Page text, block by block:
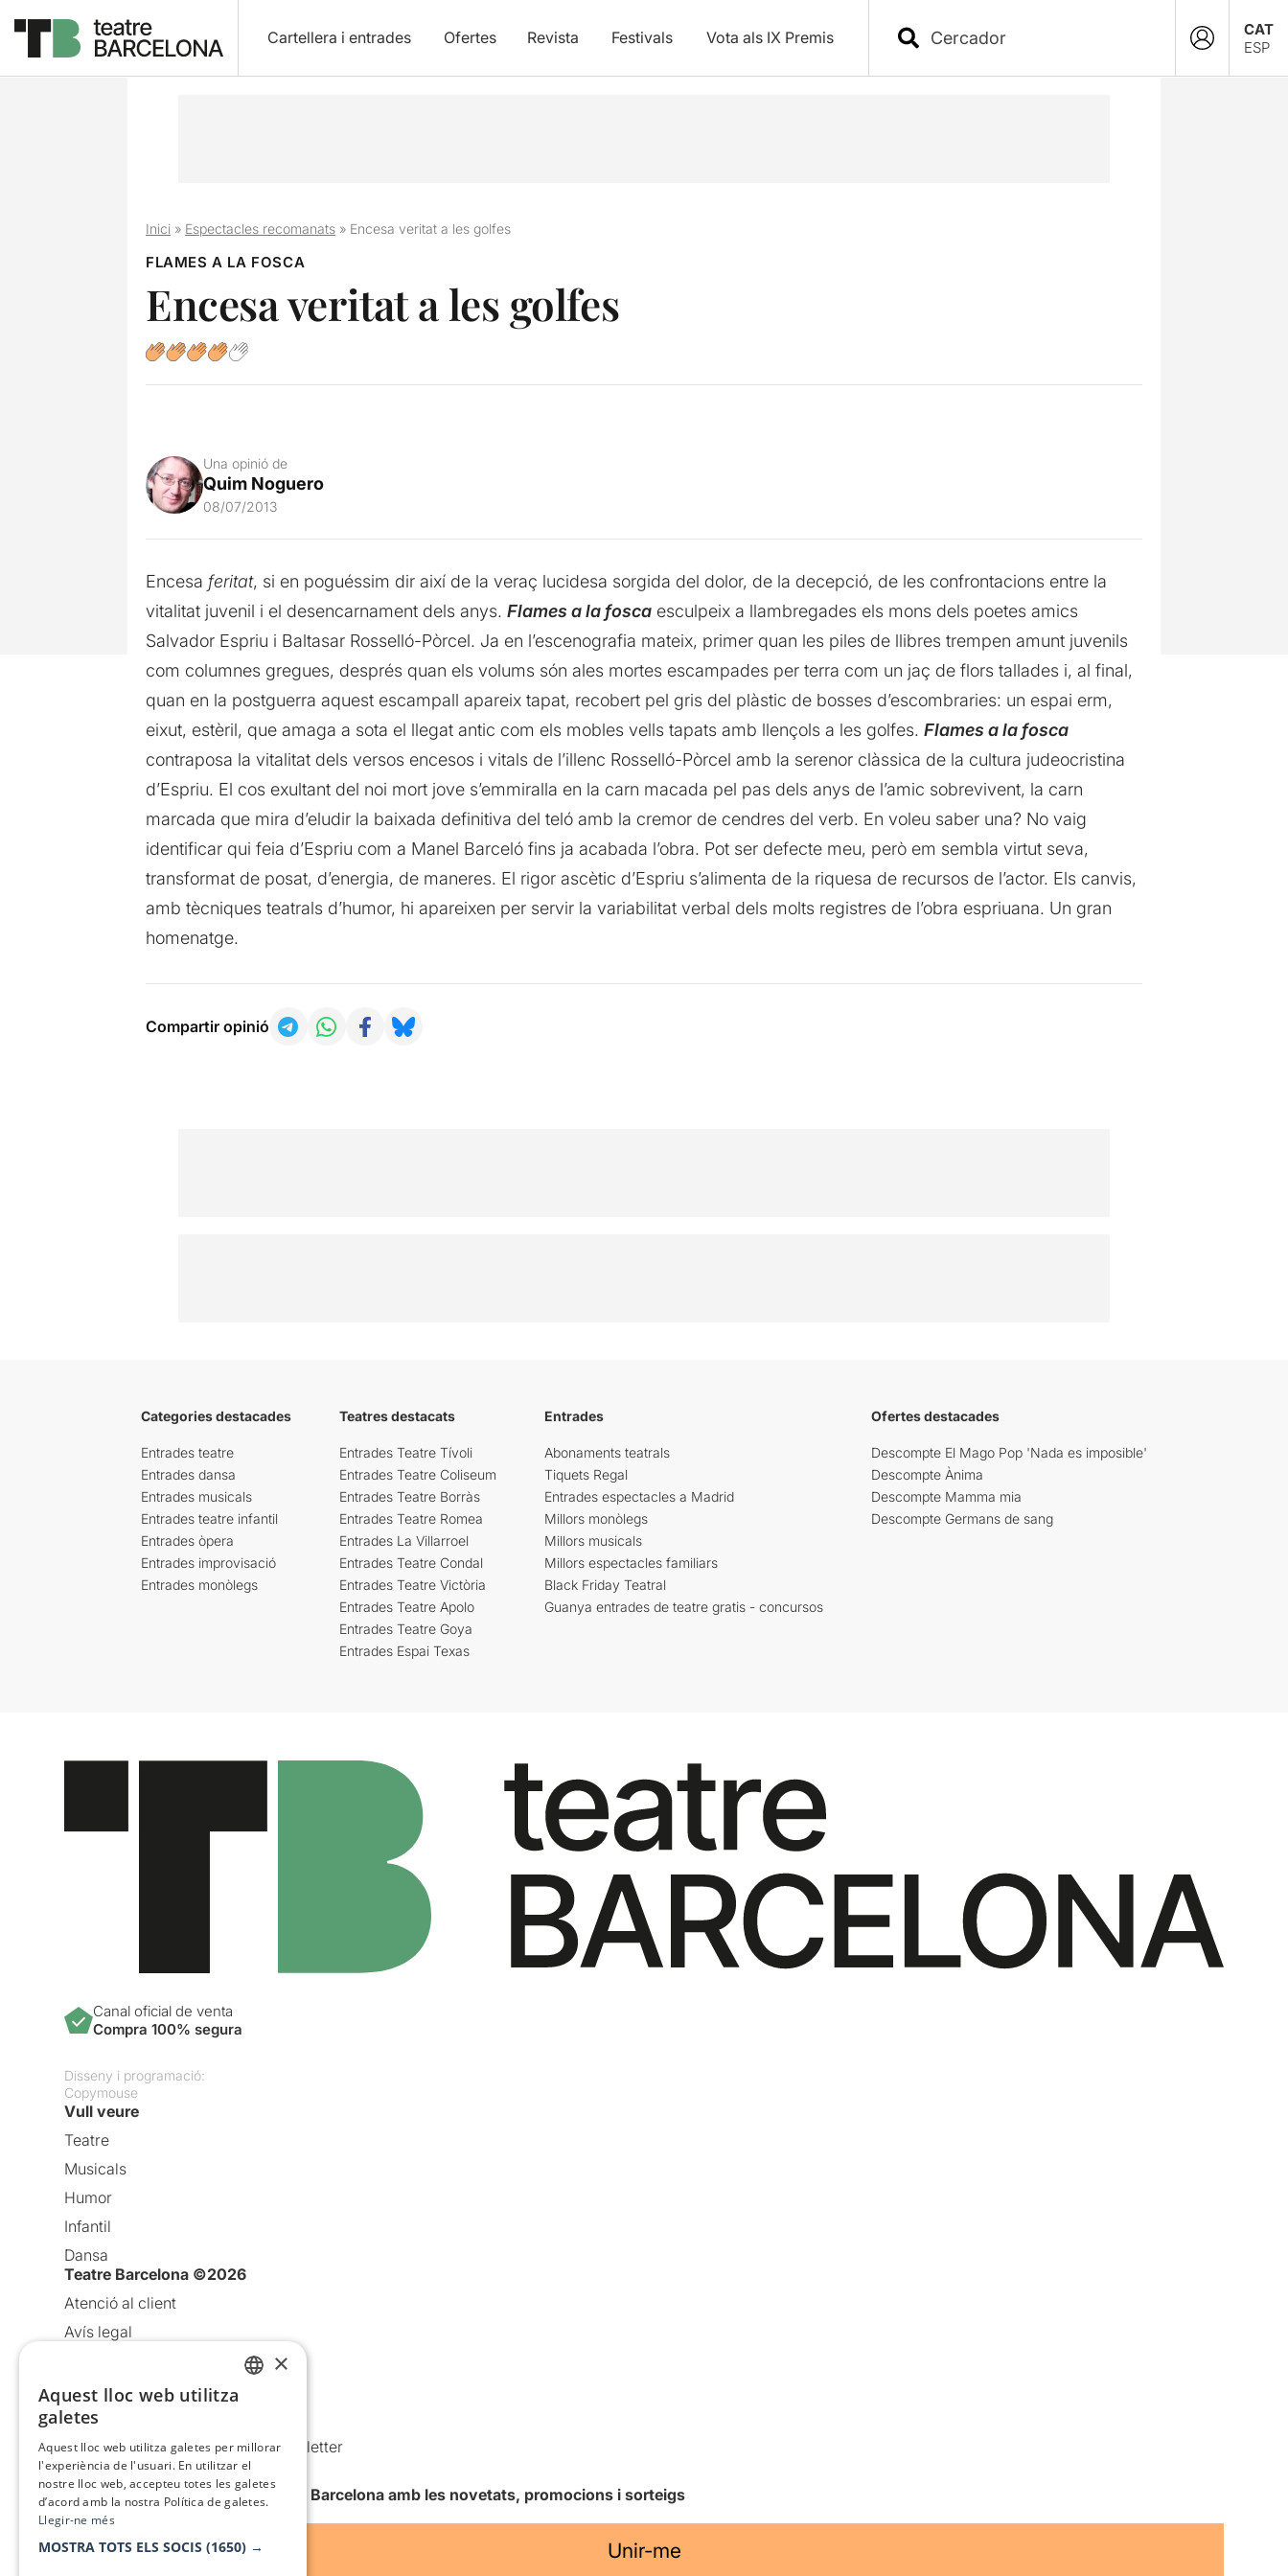
Cartellera i entrades Ofertes Revista Festivals Vota als IX Premis
CAT
ESP
Inici» Espectacles recomanats» Encesa veritat a les golfes
FLAMES A LA FOSCA
Encesa veritat a les golfes
Una opinió de
Quim Noguero
08/07/2013
Encesa feritat, si en poguéssim dir així de la veraç lucidesa sorgida del dolor, de la decepció, de les confrontacions entre la
vitalitat juvenil i el desencarnament dels anys. Flames a la foscaesculpeix a llambregades els mons dels poetes amics
Salvador Espriu i Baltasar Rosselló-Pòrcel. Ja en l’escenografia mateix, primer quan les piles de llibres trempen amunt juvenils
com columnes gregues, després quan els volums són ales mortes escampades per terra com un jaç de flors tallades i, al final,
quan en la postguerra aquest escampall apareix tapat, recobert pel gris del plàstic de bosses d’escombraries: un espai erm,
eixut, estèril, que amaga a sota el llegat antic com els mobles vells tapats amb llençols a les golfes. Flames a la fosca
contraposa la vitalitat dels versos encesos i vitals de l’illenc Rosselló-Pòrcel amb la serenor clàssica de la cultura judeocristina
d’Espriu. El cos exultant del noi mort jove s’emmiralla en la carn macada pel pas dels anys de l’amic sobrevivent, la carn
marcada que mira d’eludir la baixada definitiva del teló amb la cremor de cendres del verb. En voleu saber una? No vaig
identificar qui feia d’Espriu com a Manel Barceló fins ja acabada l’obra. Pot ser defecte meu, però em sembla virtut seva,
transformat de posat, d’energia, de maneres. El rigor ascètic d’Espriu s’alimenta de la riquesa de recursos de l’actor. Els canvis,
amb tècniques teatrals d’humor, hi apareixen per servir la variabilitat verbal dels molts registres de l’obra espriuana. Un gran
homenatge.
Compartir opinió
Categories destacades
Entrades teatre
Entrades dansa
Entrades musicals
Entrades teatre infantil
Entrades òpera
Entrades improvisació
Entrades monòlegs
Teatres destacats
Entrades Teatre Tívoli
Entrades Teatre Coliseum
Entrades Teatre Borràs
Entrades Teatre Romea
Entrades La Villarroel
Entrades Teatre Condal
Entrades Teatre Victòria
Entrades Teatre Apolo
Entrades Teatre Goya
Entrades Espai Texas
Entrades
Abonaments teatrals
Tiquets Regal
Entrades espectacles a Madrid
Millors monòlegs
Millors musicals
Millors espectacles familiars
Black Friday Teatral
Guanya entrades de teatre gratis - concursos
Ofertes destacades
Descompte El Mago Pop 'Nada es imposible'
Descompte Ànima
Descompte Mamma mia
Descompte Germans de sang
Canal oficial de venta
Compra 100% segura
Disseny i programació:
Copymouse
Vull veure
Teatre
Musicals
Humor
Infantil
Dansa
Teatre Barcelona ©2026
Atenció al client
Avís legal
Política de cookies
Condicions d’ús
Comunicacions comercials i Newsletter
Anuncia’t
Vull rebre la newsletter de Teatre Barcelona amb les novetats, promocions i sorteigs
Unir-me
×
Aquest lloc web utilitza
galetes
Aquest lloc web utilitza galetes per millorar
l'experiència de l'usuari. En utilitzar el
nostre lloc web, accepteu totes les galetes
d’acord amb la nostra Política de galetes.
Llegir-ne més
MOSTRA TOTS ELS SOCIS (1650) →